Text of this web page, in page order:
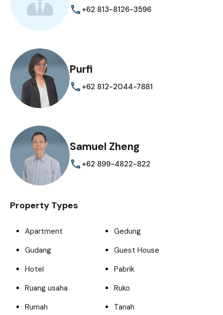
+62 813-8126-3596
Purfi
+62 812-2044-7881
Samuel Zheng
+62 899-4822-822
Property Types
Apartment
Gedung
Gudang
Guest House
Hotel
Pabrik
Ruang usaha
Ruko
Rumah
Tanah